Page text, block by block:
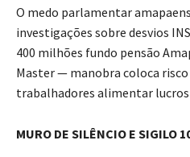
O medo parlamentar
investigações sobre desvios
400 milhões fundo pensão
Master — manobra coloca risco
trabalhadores alimentar lucros
MURO DE SILÊNCIO E SIGILO